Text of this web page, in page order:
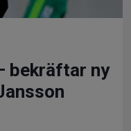
bekräftar ny